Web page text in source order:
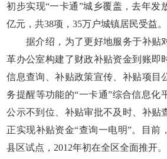
初步实现“一卡通”城乡覆盖，去年发
亿元，共38项，35万户城镇居民受益。
据介绍，为了更好地服务于补贴
革办公室构建了财政补贴资金到账即
信息查询、补贴政策宣传、补贴项目
务提醒等功能的“一卡通”综合信息化
公示不到位、补贴审批不及时、补贴
正实现补贴资金“查询一电明”。目前
县区试点，2012年初在全区全面推开。